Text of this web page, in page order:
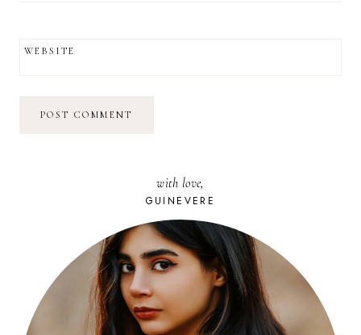
WEBSITE
with love,
GUINEVERE